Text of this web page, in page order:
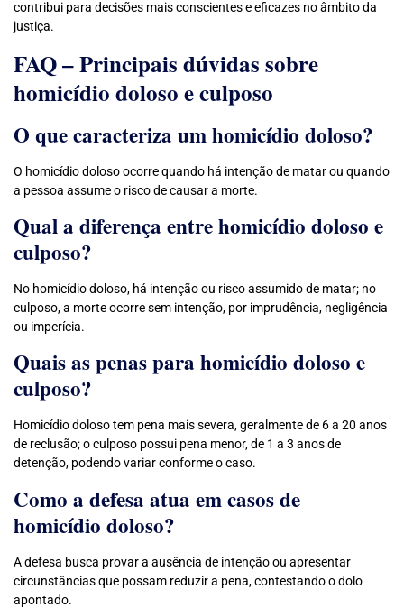
contribui para decisões mais conscientes e eficazes no âmbito da
justiça.
FAQ – Principais dúvidas sobre
homicídio doloso e culposo
O que caracteriza um homicídio doloso?
O homicídio doloso ocorre quando há intenção de matar ou quando
a pessoa assume o risco de causar a morte.
Qual a diferença entre homicídio doloso e
culposo?
No homicídio doloso, há intenção ou risco assumido de matar; no
culposo, a morte ocorre sem intenção, por imprudência, negligência
ou imperícia.
Quais as penas para homicídio doloso e
culposo?
Homicídio doloso tem pena mais severa, geralmente de 6 a 20 anos
de reclusão; o culposo possui pena menor, de 1 a 3 anos de
detenção, podendo variar conforme o caso.
Como a defesa atua em casos de
homicídio doloso?
A defesa busca provar a ausência de intenção ou apresentar
circunstâncias que possam reduzir a pena, contestando o dolo
apontado.